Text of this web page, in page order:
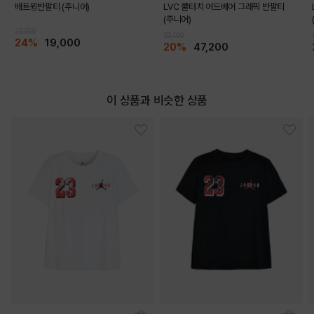
배트윙반팔티 (주니어)
24% 19,000
LVC 쿨터치 어드베어 그래픽 반팔티
(주니어)
20% 47,200
이 상품과 비슷한 상품